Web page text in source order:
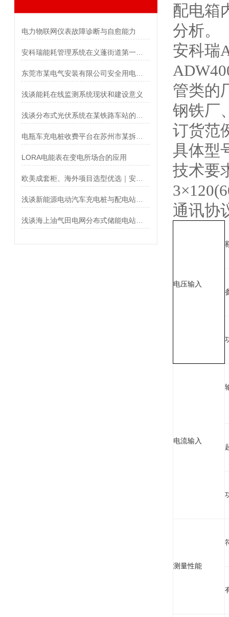
电力物联网仪表故障诊断与自愈能力
浅谈能耗在线监测系统现状和建设意义
LORA电能表在变电所场合的应用
配电箱
分析。
安科瑞
管类的
钢铁厂
订货范
具体型
技术要
通讯协
电压输入
电流输入
测量性能